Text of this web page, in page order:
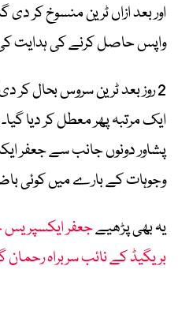
اور بعد ازاں ٹرین منسوخ کر
واپس حاصل کرنے کی ہدایت
2 روز بعد ٹرین سروس بحال کر
ایک مرتبہ پھر معطل کر دیا
پشاور دونوں جانب سے جعفر
وجوہات کے بارے میں کوئی
یہ بھی پڑھیےجعفر
بریگیڈ کے نائب سربراہ